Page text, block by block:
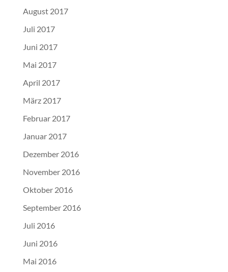
August 2017
Juli 2017
Juni 2017
Mai 2017
April 2017
März 2017
Februar 2017
Januar 2017
Dezember 2016
November 2016
Oktober 2016
September 2016
Juli 2016
Juni 2016
Mai 2016